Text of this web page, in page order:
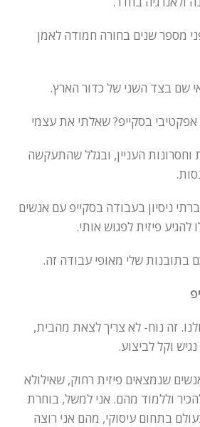
מספר שנים בחורה חמודה לאמן
שם בצד השני של כדור הארץ.
אפקטיבי בסקייפ? שאלתי את עצמי
העניין, ובגלל שהתעקשה
ניסיון בעבודה בסקייפ עם אנשים
פיזית לפגוש אותי.
שלי מאופי עבודה זה.
זה נוח- לא צריך לצאת מהבית,
וקל לביצוע.
שנמצאים פיזית רחוק, שאילולא
וללמוד מהם. אני למשל, בוחרת
בתחום עיסוקי, מהם אני רוצה